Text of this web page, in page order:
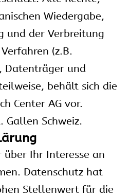
Wiedergabe,
und der Verbreitung
(z.B.
Datenträger und
behält sich die
Center AG vor.
Gallen Schweiz.
über Ihr Interesse an
Datenschutz hat
Stellenwert für die